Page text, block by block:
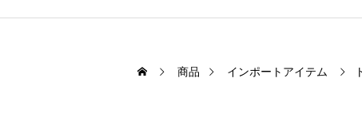
商品 インポートアイテム